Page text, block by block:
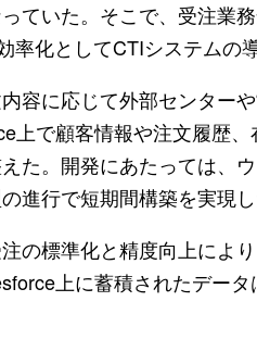
ていた。そこで、受注業
率化としてCTIシステムの
容に応じて外部センター
上で顧客情報や注文履歴
た。開発にあたっては、
進行で短期間構築を実現し
の標準化と精度向上によ
上に蓄積されたデー